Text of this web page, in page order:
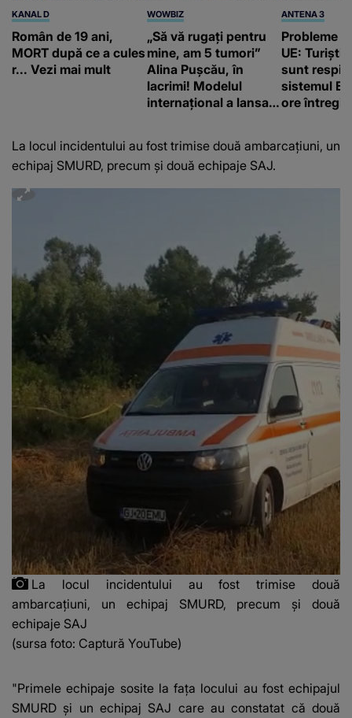
KANAL D
Român de 19 ani,
MORT după ce a cules
r... Vezi mai mult
WOWBIZ
„Să vă rugați pentru
mine, am 5 tumori”
Alina Pușcău, în
lacrimi! Modelul
internațional a lansat
o boală gravă
ANTENA 3
Probleme
UE: Turiștii
sunt
sistemul
ore întregi
La locul incidentului au fost trimise două ambarcaţiuni, un
echipaj SMURD, precum şi două echipaje SAJ.
La locul incidentului au fost trimise două
ambarcaţiuni, un echipaj SMURD, precum şi două
echipaje SAJ
(sursa foto: Captură YouTube)
"Primele echipaje sosite la faţa locului au fost echipajul
SMURD şi un echipaj SAJ care au constatat că două